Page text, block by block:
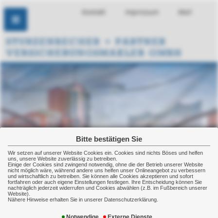
Bitte bestätigen Sie
Wir setzen auf unserer Website Cookies ein. Cookies sind nichts Böses und helfen
uns, unsere Website zuverlässig zu betreiben.
Einige der Cookies sind zwingend notwendig, ohne die der Betrieb unserer Website
nicht möglich wäre, während andere uns helfen unser Onlineangebot zu verbessern
und wirtschaftlich zu betreiben. Sie können alle Cookies akzeptieren und sofort
fortfahren oder auch eigene Einstellungen festlegen. Ihre Entscheidung können Sie
nachträglich jederzeit widerrufen und Cookies abwählen (z.B. im Fußbereich unserer
Website).
Nähere Hinweise erhalten Sie in unserer Datenschutzerklärung.
Kontakt Impressum Mail